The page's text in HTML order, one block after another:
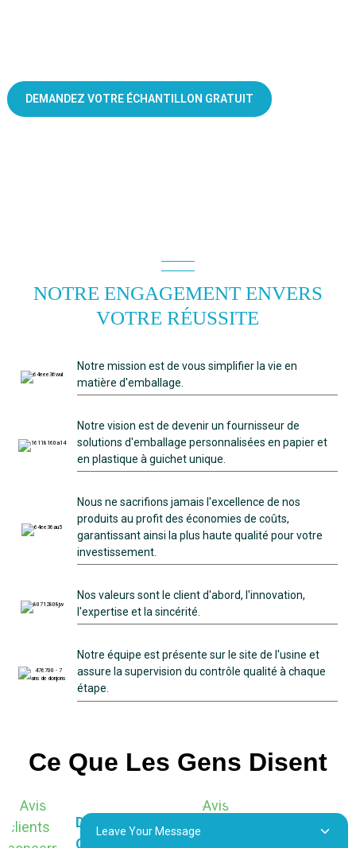
DEMANDEZ VOTRE ÉCHANTILLON GRATUIT
NOTRE ENGAGEMENT ENVERS
VOTRE RÉUSSITE
Notre mission est de vous simplifier la vie en
matière d'emballage.
Notre vision est de devenir un fournisseur de
solutions d'emballage personnalisées en papier et
en plastique à guichet unique.
Nous ne sacrifions jamais l'excellence de nos
produits au profit des économies de coûts,
garantissant ainsi la plus haute qualité pour votre
investissement.
Nos valeurs sont le client d'abord, l'innovation,
l'expertise et la sincérité.
Notre équipe est présente sur le site de l'usine et
assure la supervision du contrôle qualité à chaque
étape.
Ce Que Les Gens Disent
DAVID
CARTER
Leave Your Message